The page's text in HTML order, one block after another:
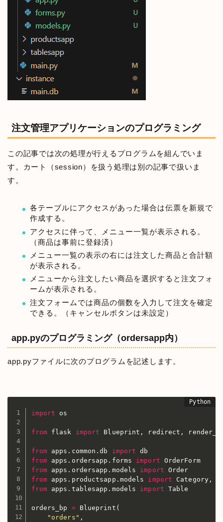
注文管理アプリケーションのプログラミング
この記事では次の処理が行えるプログラムを組んでいま
す。カート（session）を扱う処理は別の記事で扱いま
す。
各テーブルにアクセスがあった場合は伝票を新規で
作成する。
アクセスに伴って、メニュー一覧が表示される。
（商品は事前に登録済）
メニュー一覧の表示の右には注文した商品と合計額
が表示される。
メニューから注文したい商品を選択すると注文フォ
ームが表示される。
注文フォームでは商品の個数を入力して注文を確定
できる。（キャンセルボタンは未設定）
app.pyのプログラミング（ordersapp内）
app.pyファイルに次のプログラムを記述します。
import os
from flask import Blueprint , redirect ,
from apps . common .db import
from apps . ordersapp . forms import
OrderForm
from apps . ordersapp . models import
from apps . productsapp . models import Category,
from apps . tablesapp . models import Table
orders_bp = Blueprint (
"orders" ,